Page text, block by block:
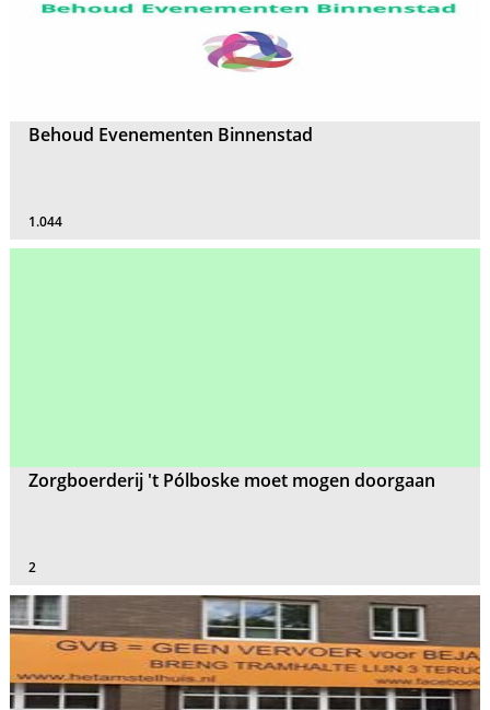
Behoud Evenementen Binnenstad
1.044
Zorgboerderij 't Pólboske moet mogen doorgaan
2